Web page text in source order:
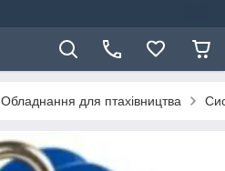
Обладнання для птахівництва